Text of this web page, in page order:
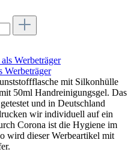
Werbeträger
mit Silkonhülle
50ml Handreinigungsgel. Das
und in Deutschland
wir individuell auf ein
Corona ist die Hygiene im
wird dieser Werbeartikel mit